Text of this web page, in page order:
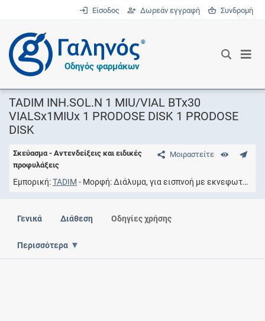
Είσοδος Δωρεάν εγγραφή Συνδρομή
®
Οδηγός φαρμάκων
TADIM INH.SOL.N 1 MIU/VIAL BTx30
VIALSx1MIUx 1 PRODOSE DISK 1 PRODOSE
DISK
Μοιραστείτε
Σκεύασμα - Αντενδείξεις και ειδικές
προφυλάξεις
Εμπορική TADIM Μορφή Διάλυμα, για εισπνοή με εκνεφωτή, κόνις για παρασκευή
Γενικά Διάθεση Οδηγίες χρήσης
Περισσότερα